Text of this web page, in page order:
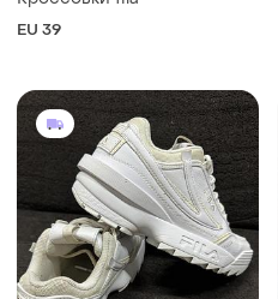
EU 39